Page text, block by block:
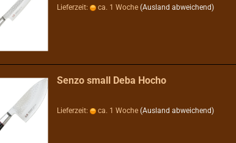
Lieferzeit: ca. 1 Woche (Ausland abweichend)
Senzo small Deba Hocho
Lieferzeit: ca. 1 Woche (Ausland abweichend)